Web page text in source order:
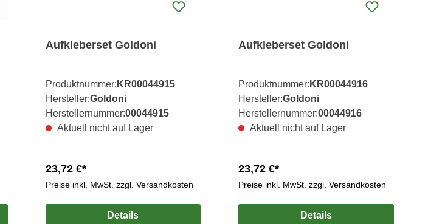
Aufkleberset Goldoni
Produktnummer: KR00044915
Hersteller:Goldoni
Herstellernummer:00044915
Aktuell nicht auf Lager
23,72 €*
Preise inkl. MwSt. zzgl. Versandkosten
Details
Aufkleberset Goldoni
Produktnummer: KR00044916
Hersteller:Goldoni
Herstellernummer:00044916
Aktuell nicht auf Lager
23,72 €*
Preise inkl. MwSt. zzgl. Versandkosten
Details